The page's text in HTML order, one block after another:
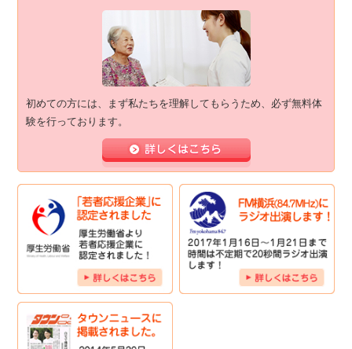
初めての方には、まず私たちを理解してもらうため、必ず無料体
験を行っております。